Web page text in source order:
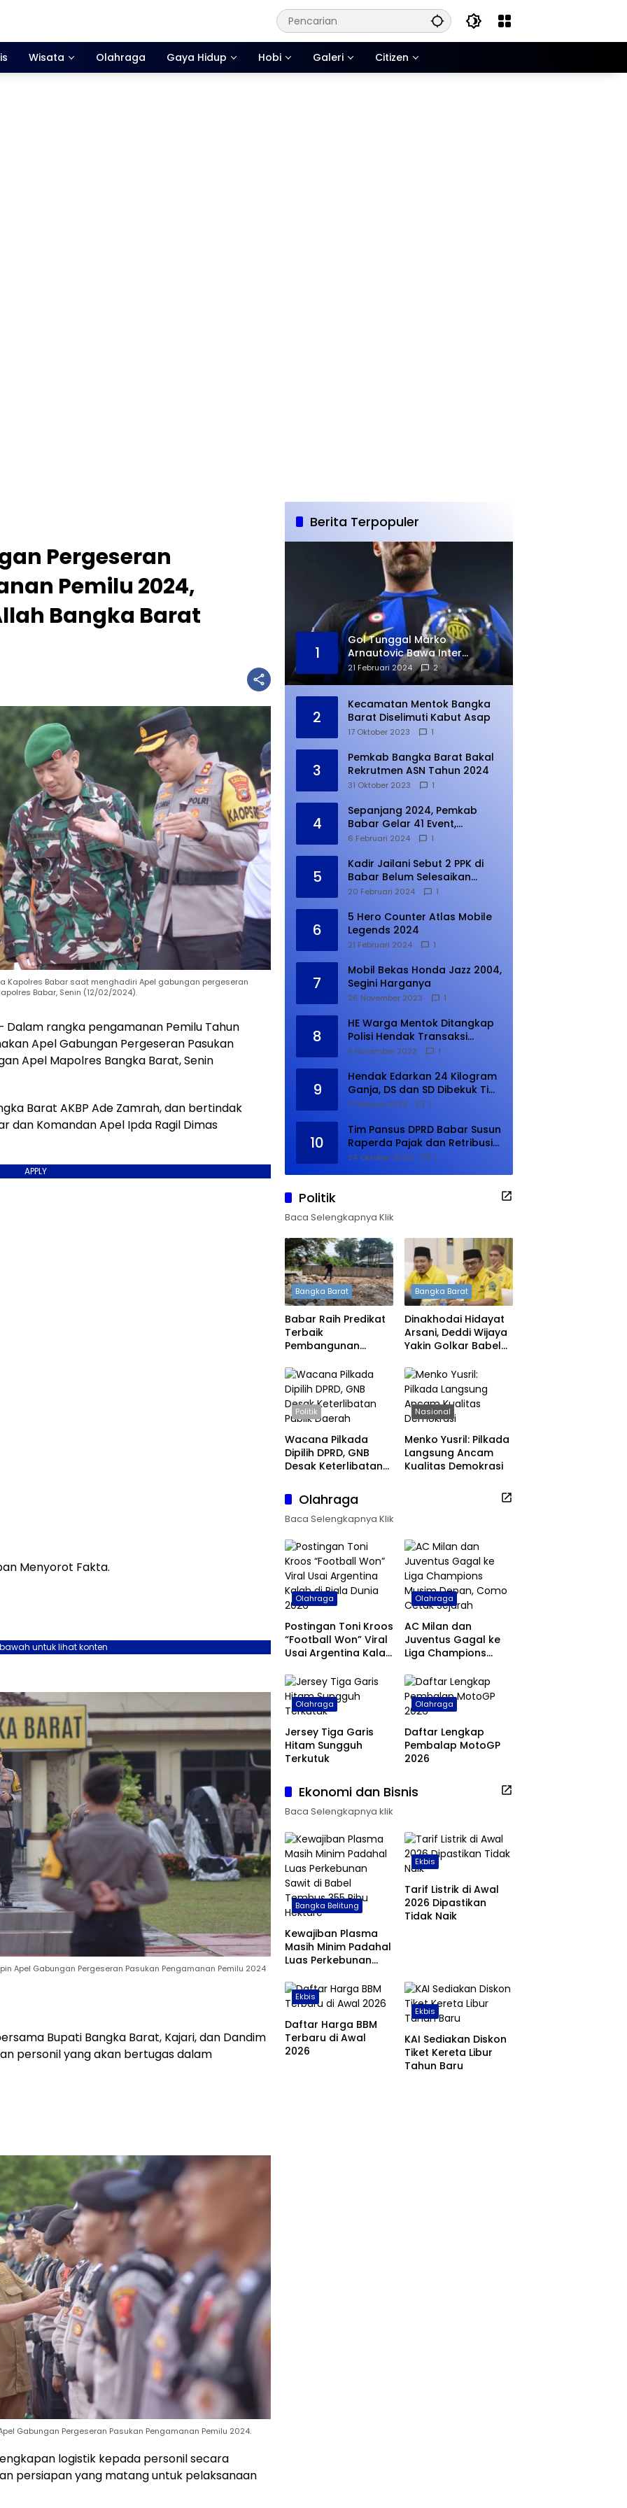
Wisata Olahraga Gaya Hidup Hobi Galeri Citizen
Pergeseran
Pemilu 2024,
Bangka Barat
Kapolres Babar saat menghadiri Apel gabungan pergeseran
Babar, Senin (12/02/2024).
Dalam rangka pengamanan Pemilu Tahun
Apel Gabungan Pergeseran Pasukan
Apel Mapolres Bangka Barat, Senin
Barat AKBP Ade Zamrah, dan bertindak
dan Komandan Apel Ipda Ragil Dimas
APPLY
Menyorot Fakta.
untuk lihat konten
Apel Gabungan Pergeseran Pasukan Pengamanan Pemilu 2024
Bupati Bangka Barat, Kajari, dan Dandim
personil yang akan bertugas dalam
Gabungan Pergeseran Pasukan Pengamanan Pemilu 2024.
logistik kepada personil secara
persiapan yang matang untuk pelaksanaan
Berita Terpopuler
1
Gol Tunggal Marko
Arnautovic Bawa Inter
Ungguli Atletico Madrid
21 Februari 2024 2
2
Kecamatan Mentok Bangka
Barat Diselimuti Kabut Asap
17 Oktober 2023 1
3
Pemkab Bangka Barat Bakal
Rekrutmen ASN Tahun 2024
31 Oktober 2023 1
4
Sepanjang 2024, Pemkab
Babar Gelar 41 Event,
Meningkat dari Tahun Lalu
6 Februari 2024 1
5
Kadir Jailani Sebut 2 PPK di
Babar Belum Selesaikan
Rekapitulasi Penghitungan
20 Februari 2024 1
6
5 Hero Counter Atlas Mobile
Legends 2024
21 Februari 2024 1
7
Mobil Bekas Honda Jazz 2004,
Segini Harganya
26 November 2023 1
8
HE Warga Mentok Ditangkap
Polisi Hendak Transaksi
Narkoba di Kampung Tanjung
9 November 2023 1
9
Hendak Edarkan 24 Kilogram
Ganja, DS dan SD Dibekuk Tim
Gabungan
1 Februari 2024 1
10
Tim Pansus DPRD Babar Susun
Raperda Pajak dan Retribusi
Daerah, Harus Selesai Januari
24 Oktober 2023 1
Politik
Baca Selengkapnya Klik
Bangka Barat
Babar Raih Predikat
Terbaik
Pembangunan
Boleh Berpuas Diri
Bangka Barat
Dinakhodai Hidayat
Arsani, Deddi Wijaya
Yakin Golkar Babel
Politik
Wacana Pilkada
Dipilih DPRD, GNB
Desak Keterlibatan
Nasional
Menko Yusril: Pilkada
Langsung Ancam
Kualitas Demokrasi
Olahraga
Baca Selengkapnya Klik
Olahraga
Postingan Toni Kroos
“Football Won” Viral
Usai Argentina Kalah
Olahraga
AC Milan dan
Juventus Gagal ke
Liga Champions
Cetak Sejarah
Olahraga
Jersey Tiga Garis
Hitam Sungguh
Terkutuk
Olahraga
Daftar Lengkap
Pembalap MotoGP
2026
Ekonomi dan Bisnis
Baca Selengkapnya klik
Bangka Belitung
Kewajiban Plasma
Masih Minim Padahal
Luas Perkebunan
Tembus 355 Ribu
Hektare
Ekbis
Tarif Listrik di Awal
2026 Dipastikan
Tidak Naik
Ekbis
Daftar Harga BBM
Terbaru di Awal
2026
Ekbis
KAI Sediakan Diskon
Tiket Kereta Libur
Tahun Baru